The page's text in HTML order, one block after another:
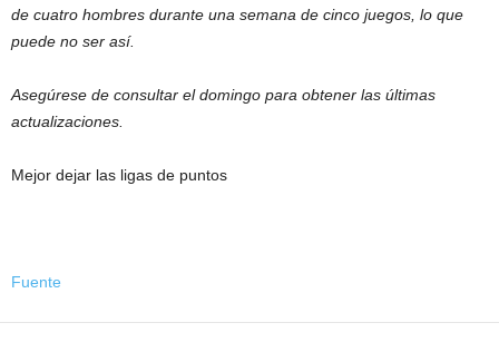
de cuatro hombres durante una semana de cinco juegos, lo que
puede no ser así.
Asegúrese de consultar el domingo para obtener las últimas
actualizaciones.
Mejor dejar las ligas de puntos
Fuente